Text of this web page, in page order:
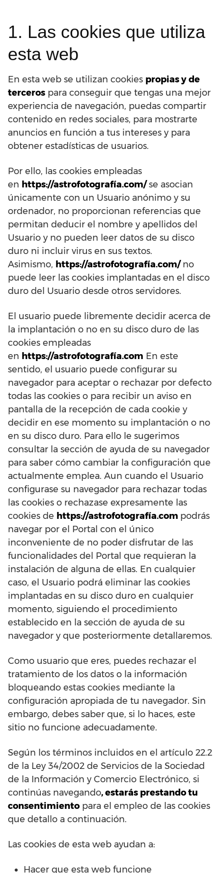
1. Las cookies que utiliza
esta web
En esta web se utilizan cookies propias y de
terceros para conseguir que tengas una mejor
experiencia de navegación, puedas compartir
contenido en redes sociales, para mostrarte
anuncios en función a tus intereses y para
obtener estadísticas de usuarios.
Por ello, las cookies empleadas
en https://astrofotografía.com/se asocian
únicamente con un Usuario anónimo y su
ordenador, no proporcionan referencias que
permitan deducir el nombre y apellidos del
Usuario y no pueden leer datos de su disco
duro ni incluir virus en sus textos.
Asimismo, https://astrofotografía.com/no
puede leer las cookies implantadas en el disco
duro del Usuario desde otros servidores.
El usuario puede libremente decidir acerca de
la implantación o no en su disco duro de las
cookies empleadas
en https://astrofotografía.com En este
sentido, el usuario puede configurar su
navegador para aceptar o rechazar por defecto
todas las cookies o para recibir un aviso en
pantalla de la recepción de cada cookie y
decidir en ese momento su implantación o no
en su disco duro. Para ello le sugerimos
consultar la sección de ayuda de su navegador
para saber cómo cambiar la configuración que
actualmente emplea. Aun cuando el Usuario
configurase su navegador para rechazar todas
las cookies o rechazase expresamente las
cookies de https://astrofotografía.com podrás
navegar por el Portal con el único
inconveniente de no poder disfrutar de las
funcionalidades del Portal que requieran la
instalación de alguna de ellas. En cualquier
caso, el Usuario podrá eliminar las cookies
implantadas en su disco duro en cualquier
momento, siguiendo el procedimiento
establecido en la sección de ayuda de su
navegador y que posteriormente detallaremos.
Como usuario que eres, puedes rechazar el
tratamiento de los datos o la información
bloqueando estas cookies mediante la
configuración apropiada de tu navegador. Sin
embargo, debes saber que, si lo haces, este
sitio no funcione adecuadamente.
Según los términos incluidos en el artículo 22.2
de la Ley 34/2002 de Servicios de la Sociedad
de la Información y Comercio Electrónico, si
continúas navegando, estarás prestando tu
consentimiento para el empleo de las cookies
que detallo a continuación.
Las cookies de esta web ayudan a:
Hacer que esta web funcione